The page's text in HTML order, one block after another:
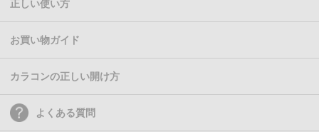
正しい使い方
お買い物ガイド
カラコンの正しい開け方
よくある質問